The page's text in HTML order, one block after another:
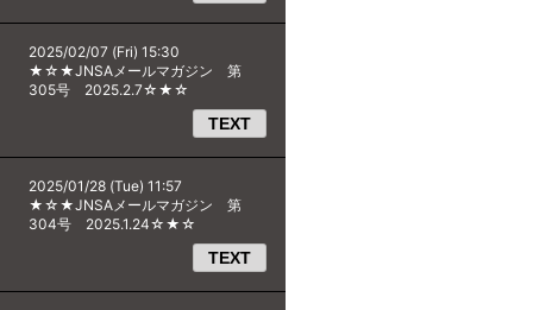
2025/02/07 (Fri) 15:30
★☆★JNSAメールマガジン 第
305号 2025.2.7☆★☆
TEXT
2025/01/28 (Tue) 11:57
★☆★JNSAメールマガジン 第
304号 2025.1.24☆★☆
TEXT